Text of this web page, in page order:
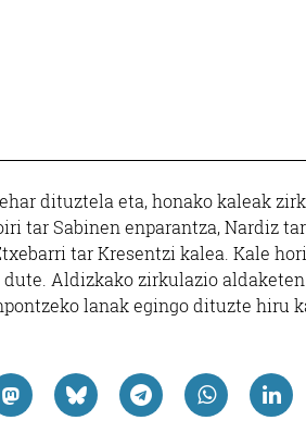
dituztela eta, honako kaleak
tar Sabinen enparantza,­ Nardiz
tar Kresentzi kalea. Kale
Aldizkako zirkulazio
lanak egingo dituzte hiru